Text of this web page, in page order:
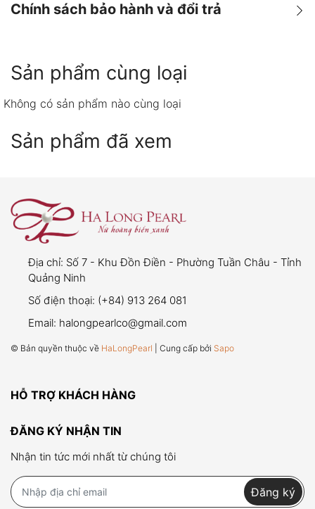
Chính sách bảo hành và đổi trả
trả
Warranty & Return Policy
Politique de garantie & de
TIẾNG VIỆT
Lưu ý quan trọng:
viên ngọc trai
hàng.
lỗi kỹ thuật
Khách hàng phải giữ lại
hànhđể được áp dụng chế độ bảo hành.
Sản phẩm cùng loại
Không có sản phẩm nào cùng loại
Sản phẩm đã xem
Địa chỉ: Số 7 - Khu Đồn Điền - Phường Tuần Châu - Tỉnh
Quảng Ninh
Số điện thoại: (+84) 913 264 081
Email: halongpearlco@gmail.com
© Bản quyền thuộc về HaLongPearl | Cung cấp bởi Sapo
HỖ TRỢ KHÁCH HÀNG
ĐĂNG KÝ NHẬN TIN
Nhận tin tức mới nhất từ chúng tôi
Đăng ký